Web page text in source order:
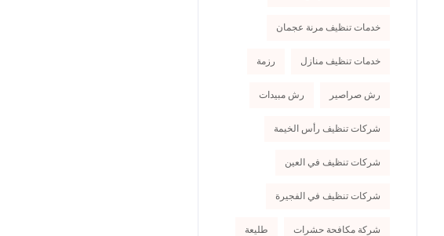
خدمات تنظيف مرنة عجمان
خدمات تنظيف منازل رزمة
رش صراصير رش مبيدات
شركات تنظيف رأس الخيمة
شركات تنظيف في العين
شركات تنظيف في الفجيرة
شركة مكافحة حشرات طليعة